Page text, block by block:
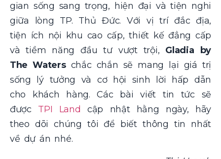
gian sống sang trọng, hiện đại và tiện nghi
giữa lòng TP. Thủ Đức. Với vị trí đắc địa,
tiện ích nội khu cao cấp, thiết kế đẳng cấp
và tiềm năng đầu tư vượt trội, Gladia by
The Waterschắc chắn sẽ mang lại giá trị
sống lý tưởng và cơ hội sinh lời hấp dẫn
cho khách hàng. Các bài viết tin tức sẽ
được TPI Land
cập nhật hằng ngày, hãy
theo dõi chúng tôi để biết thông tin nhất
về dự án nhé.